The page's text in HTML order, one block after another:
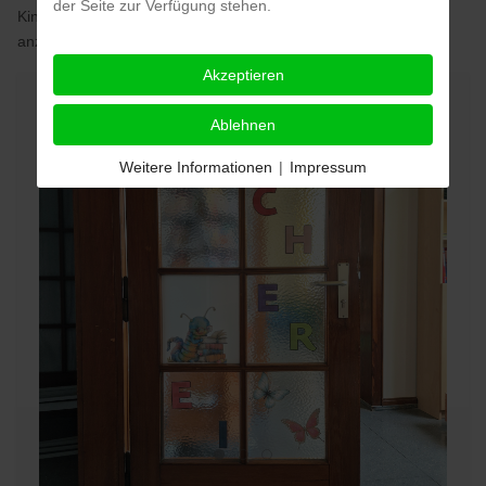
Kind an bestimmten Tagen an der gewünschten Grundschule
anzumelden.
der Seite zur Verfügung stehen.
Akzeptieren
Ablehnen
Weitere Informationen | Impressum